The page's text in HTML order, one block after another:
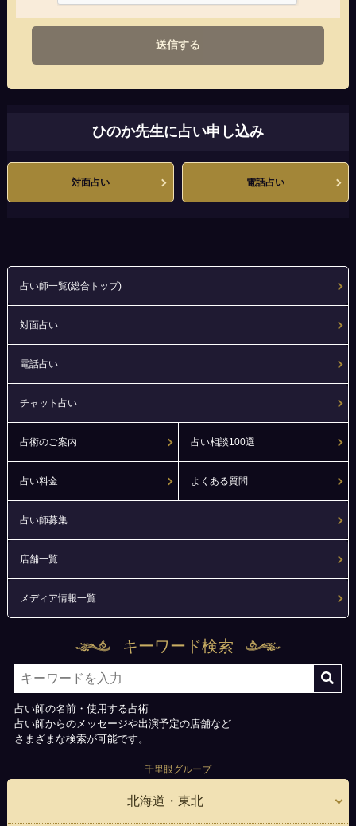
送信する
ひのか先生に占い申し込み
対面占い 電話占い
占い師一覧(総合トップ)
対面占い
電話占い
チャット占い
占術のご案内 占い相談100選
占い料金 よくある質問
占い師募集
店舗一覧
メディア情報一覧
キーワード検索
占い師の名前・使用する占術
占い師からのメッセージや出演予定の店舗など
さまざまな検索が可能です。
千里眼グループ
北海道・東北